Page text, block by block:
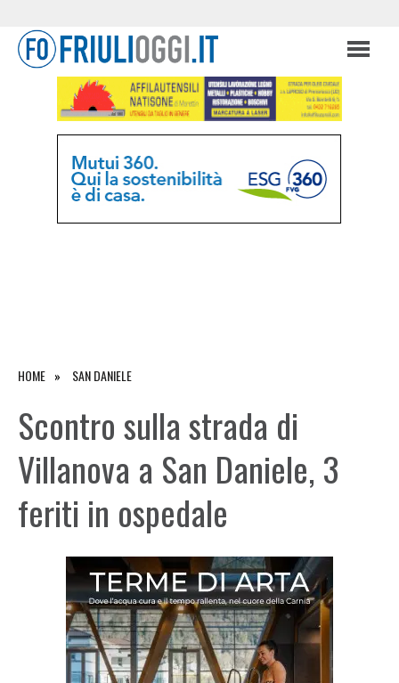
HOME SAN DANIELE
Scontro sulla strada di
Villanova a San Daniele, 3
feriti in ospedale